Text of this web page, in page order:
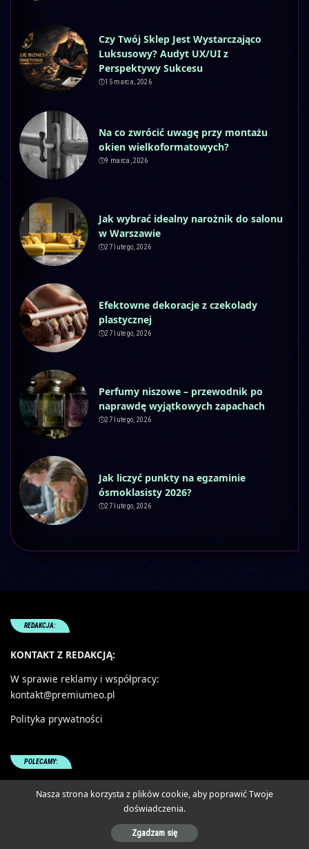
Czy Twój Sklep Jest Wystarczająco
Luksusowy? Audyt UX/UI z
Perspektywy Sukcesu
15 marca, 2026
Na co zwrócić uwagę przy montażu
okien wielkoformatowych?
9 marca, 2026
Jak wybrać idealny narożnik do salonu
w Warszawie
27 lutego, 2026
Efektowne dekoracje z czekolady
plastycznej
27 lutego, 2026
Perfumy niszowe – przewodnik po
naprawdę wyjątkowych zapachach
27 lutego, 2026
Jak liczyć punkty na egzaminie
ósmoklasisty 2026?
27 lutego, 2026
REDAKCJA:
KONTAKT Z REDAKCJĄ:
W sprawie reklamy i współpracy:
kontakt@premiumeo.pl
Polityka prywatności
POLECAMY:
piłki do koszykówki
Ostol.pl-MAPA STRONY
Nasza strona korzysta z plików cookie, aby poprawić Twoje
doświadczenia.
Zgadzam się